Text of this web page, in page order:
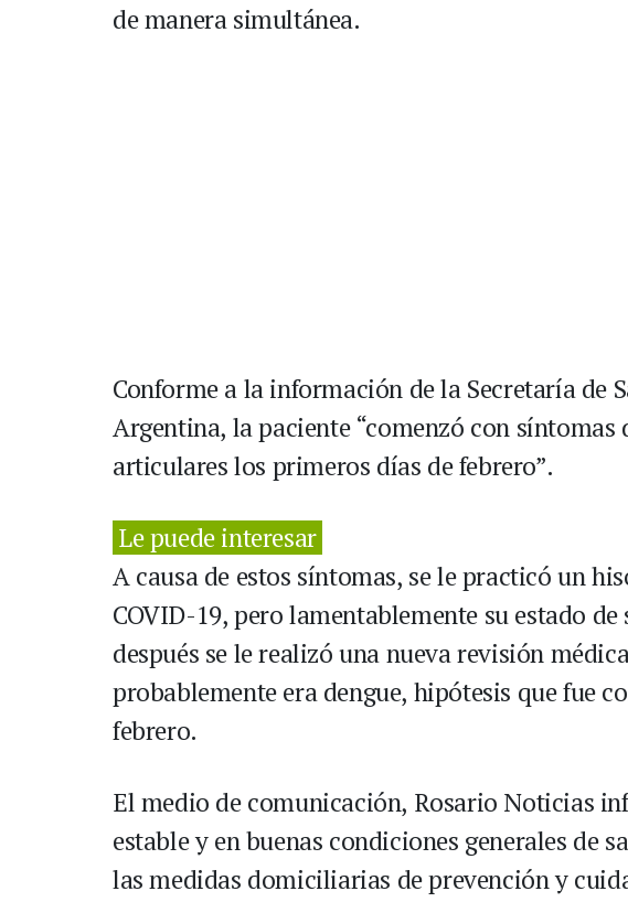
de manera simultánea.
Conforme a la información de la Secretaría de
Argentina, la paciente “comenzó con
articulares los primeros días de febrero”.
Le puede interesar
A causa de estos síntomas, se le practicó un
COVID-19, pero lamentablemente su estado
después se le realizó una nueva revisión
probablemente era dengue, hipótesis que fue
febrero.
El medio de comunicación, Rosario Noticias
estable y en buenas condiciones generales de
las medidas domiciliarias de prevención y